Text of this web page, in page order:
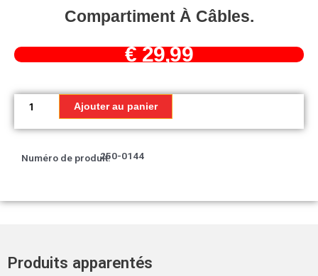
Compartiment À Câbles.
€29,99
quantité
Compartiment
à
Ajouter au panier
Numéro de produit:250-0144
Produits apparentés